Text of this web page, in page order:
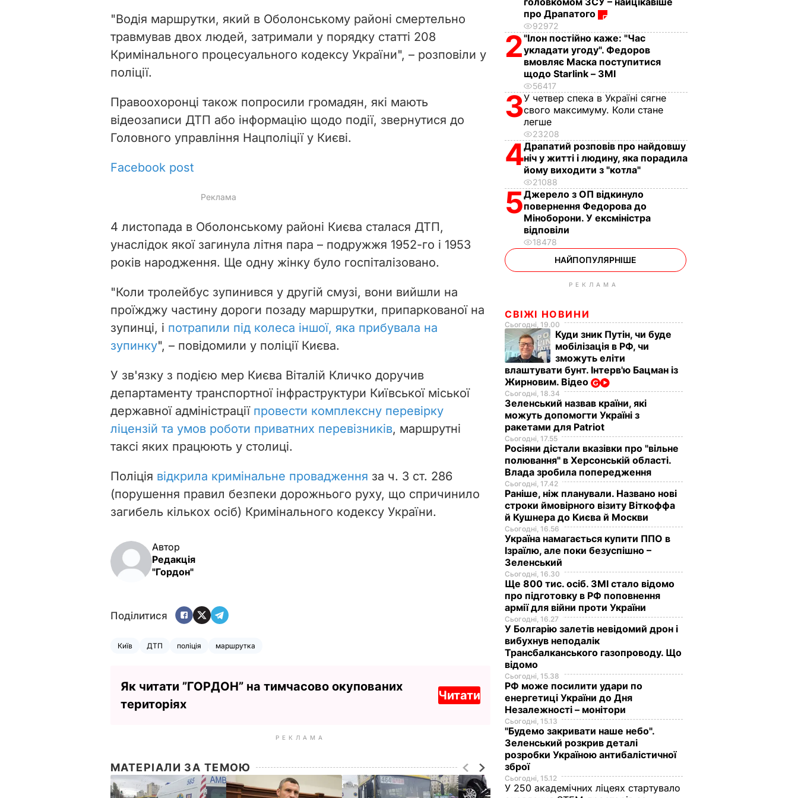
i
d
o
"Водія маршрутки, який в Оболонському районі смертельно
травмував двох людей, затримали у порядку статті 208
Кримінального процесуального кодексу України", – розповіли у
поліції.
Правоохоронці також попросили громадян, які мають
відеозаписи ДТП або інформацію щодо події, звернутися до
Головного управління Нацполіції у Києві.
Facebook post
4 листопада в Оболонському районі Києва сталася ДТП,
унаслідок якої загинула літня пара – подружжя 1952-го і 1953
років народження. Ще одну жінку було госпіталізовано.
"Коли тролейбус зупинився у другій смузі, вони вийшли на
проїжджу частину дороги позаду маршрутки, припаркованої на
зупинці, і потрапили під колеса іншої, яка прибувала на
зупинку", – повідомили у поліції Києва.
У зв'язку з подією мер Києва Віталій Кличко доручив
департаменту транспортної інфраструктури Київської міської
державної адміністрації провести комплексну перевірку
ліцензій та умов роботи приватних перевізників, маршрутні
таксі яких працюють у столиці.
Поліція відкрила кримінальне провадження за ч. 3 ст. 286
(порушення правил безпеки дорожнього руху, що спричинило
загибель кількох осіб) Кримінального кодексу України.
Автор
Редакція
"Гордон"
Поділитися
Київ ДТП поліція маршрутка
Як читати ”ГОРДОН” на тимчасово окупованих
територіях
Читати
РЕКЛАМА
МАТЕРІАЛИ ЗА ТЕМОЮ
про Драпатого
92972
2"Ілон постійно каже: "Час
укладати угоду". Федоров
вмовляє Маска поступитися
щодо Starlink – ЗМІ
56417
3У четвер спека в Україні сягне
свого максимуму. Коли стане
легше
23208
4Драпатий розповів про найдовшу
ніч у житті і людину, яка порадила
йому виходити з "котла"
21088
5Джерело з ОП відкинуло
повернення Федорова до
Міноборони. У ексміністра
відповіли
18478
НАЙПОПУЛЯРНІШЕ
РЕКЛАМА
СВІЖІ НОВИНИ
Сьогодні, 19.00
Куди зник Путін, чи буде
мобілізація в РФ, чи
зможуть еліти
влаштувати бунт. Інтерв'ю Бацман із
Жирновим. Відео
Сьогодні, 18.34
Зеленський назвав країни, які
можуть допомогти Україні з
ракетами для Patriot
Сьогодні, 17.55
Росіяни дістали вказівки про "вільне
полювання" в Херсонській області.
Влада зробила попередження
Сьогодні, 17.42
Раніше, ніж планували. Названо нові
строки ймовірного візиту Віткоффа
й Кушнера до Києва й Москви
Сьогодні, 16.56
Україна намагається купити ППО в
Ізраїлю, але поки безуспішно –
Зеленський
Сьогодні, 16.30
Ще 800 тис. осіб. ЗМІ стало відомо
про підготовку в РФ поповнення
армії для війни проти України
Сьогодні, 16.27
У Болгарію залетів невідомий дрон і
вибухнув неподалік
Трансбалканського газопроводу. Що
відомо
Сьогодні, 15.38
РФ може посилити удари по
енергетиці України до Дня
Незалежності – монітори
Сьогодні, 15.13
"Будемо закривати наше небо".
Зеленський розкрив деталі
розробки Україною антибалістичної
зброї
Сьогодні, 15.12
У 250 академічних ліцеях стартувало